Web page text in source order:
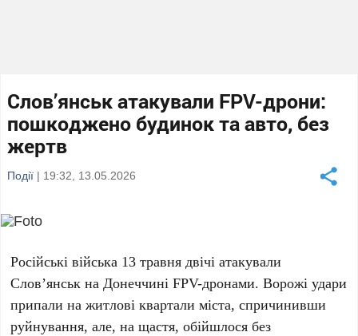
Слов’янськ атакували FPV-дрони:
пошкоджено будинок та авто, без
жертв
Події | 19:32, 13.05.2026
Російські війська 13 травня двічі атакували
Слов’янськ на Донеччині FPV-дронами. Ворожі удари
припали на житлові квартали міста, спричинивши
руйнування, але, на щастя, обійшлося без